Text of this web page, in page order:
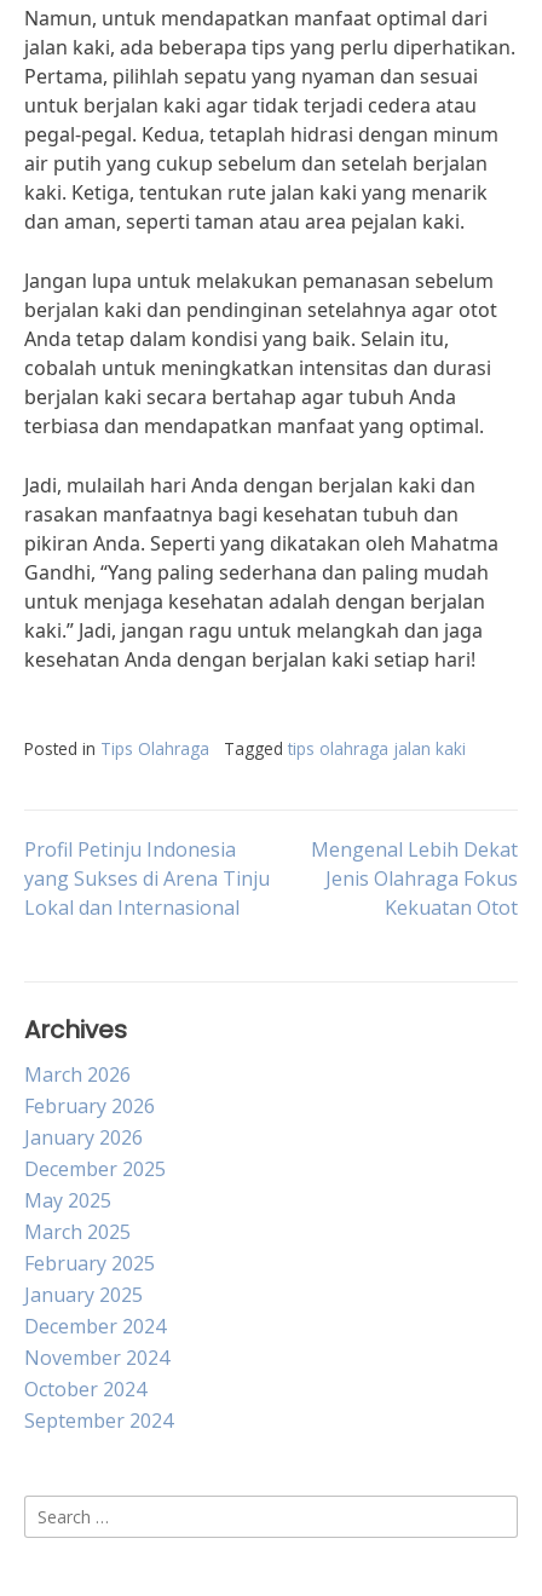
Namun, untuk mendapatkan manfaat optimal dari
jalan kaki, ada beberapa tips yang perlu diperhatikan.
Pertama, pilihlah sepatu yang nyaman dan sesuai
untuk berjalan kaki agar tidak terjadi cedera atau
pegal-pegal. Kedua, tetaplah hidrasi dengan minum
air putih yang cukup sebelum dan setelah berjalan
kaki. Ketiga, tentukan rute jalan kaki yang menarik
dan aman, seperti taman atau area pejalan kaki.
Jangan lupa untuk melakukan pemanasan sebelum
berjalan kaki dan pendinginan setelahnya agar otot
Anda tetap dalam kondisi yang baik. Selain itu,
cobalah untuk meningkatkan intensitas dan durasi
berjalan kaki secara bertahap agar tubuh Anda
terbiasa dan mendapatkan manfaat yang optimal.
Jadi, mulailah hari Anda dengan berjalan kaki dan
rasakan manfaatnya bagi kesehatan tubuh dan
pikiran Anda. Seperti yang dikatakan oleh Mahatma
Gandhi, “Yang paling sederhana dan paling mudah
untuk menjaga kesehatan adalah dengan berjalan
kaki.” Jadi, jangan ragu untuk melangkah dan jaga
kesehatan Anda dengan berjalan kaki setiap hari!
Posted in Tips Olahraga Tagged tips olahraga jalan kaki
Post
navigation
Profil Petinju Indonesia
yang Sukses di Arena Tinju
Lokal dan Internasional
Mengenal Lebih Dekat
Jenis Olahraga Fokus
Kekuatan Otot
Archives
March 2026
February 2026
January 2026
December 2025
May 2025
March 2025
February 2025
January 2025
December 2024
November 2024
October 2024
September 2024
Search
for: